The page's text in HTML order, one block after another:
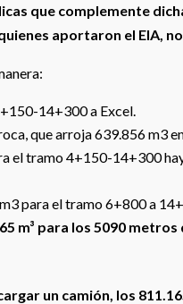
que complemente
aportaron el EIA,
14+300 a Excel.
que arroja 639.856 m3
el tramo 4+150-14+300
para el tramo 6+800 a
m³ para los 5090
un camión, los